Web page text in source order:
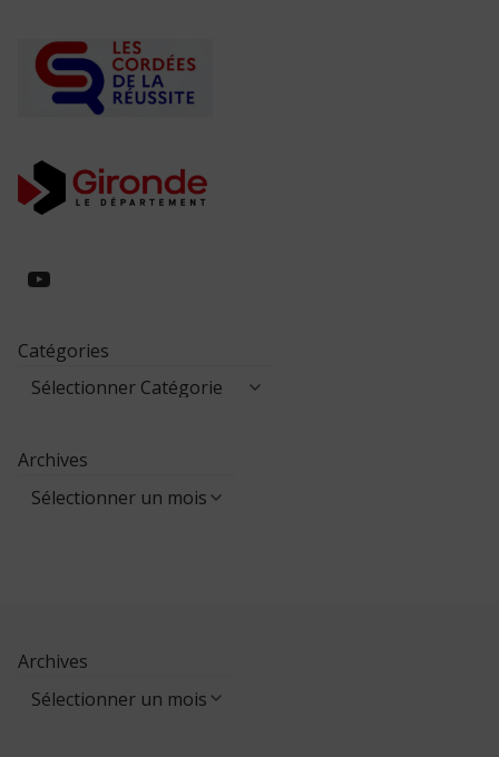
https://www.youtube.com/
Catégories
Archives
Archives